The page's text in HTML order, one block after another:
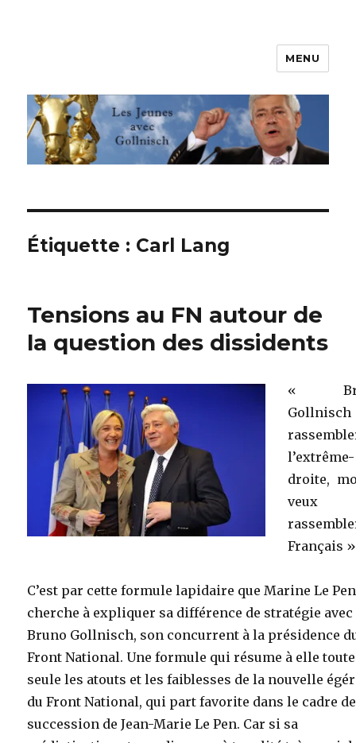
Les jeunes avec Gollnisch
MENU
Étiquette : Carl Lang
Tensions au FN autour de
la question des dissidents
«
Gollnisch
l’extrême-
droite,
veux
Français »
C’est par cette formule lapidaire que Marine Le Pen
cherche à expliquer sa différence de stratégie avec
Bruno Gollnisch, son concurrent à la présidence
Front National. Une formule qui résume à elle toute
seule les atouts et les faiblesses de la nouvelle
du Front National, qui part favorite dans le cadre
succession de Jean-Marie Le Pen. Car si sa